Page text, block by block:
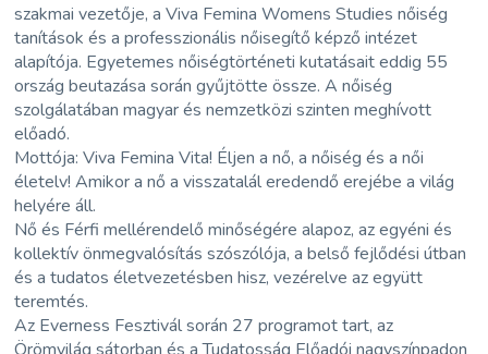
szakmai vezetője, a Viva Femina Womens Studies nőiség
tanítások és a professzionális nőisegítő képző intézet
alapítója. Egyetemes nőiségtörténeti kutatásait eddig 55
ország beutazása során gyűjtötte össze. A nőiség
szolgálatában magyar és nemzetközi szinten meghívott
előadó.
Mottója: Viva Femina Vita! Éljen a nő, a nőiség és a női
életelv! Amikor a nő a visszatalál eredendő erejébe a világ
helyére áll.
Nő és Férfi mellérendelő minőségére alapoz, az egyéni és
kollektív önmegvalósítás szószólója, a belső fejlődési útban
és a tudatos életvezetésben hisz, vezérelve az együtt
teremtés.
Az Everness Fesztivál során 27 programot tart, az